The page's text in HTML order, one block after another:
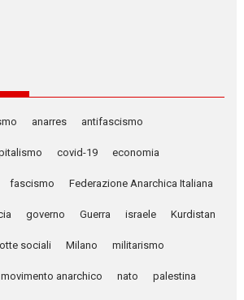
anarres antifascismo
covid-19 economia
fascismo Federazione Anarchica Italiana
governo Guerra israele Kurdistan
lotte sociali Milano militarismo
movimento anarchico nato palestina